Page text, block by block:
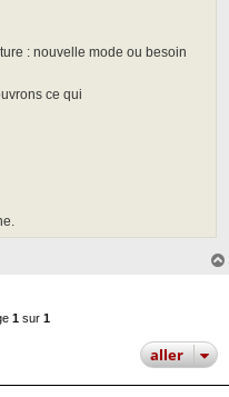
: nouvelle mode ou besoin
ce qui
1 sur 1
aller